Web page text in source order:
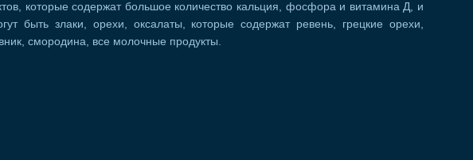
которые содержат большое количество кальция, фосфора и витамина Д, и
быть злаки, орехи, оксалаты, которые содержат ревень, грецкие орехи,
смородина, все молочные продукты.